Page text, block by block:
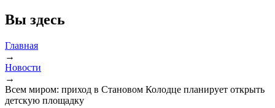
Вы здесь
Главная
→
Новости
→
Всем миром: приход в Становом Колодце планирует открыть
детскую площадку